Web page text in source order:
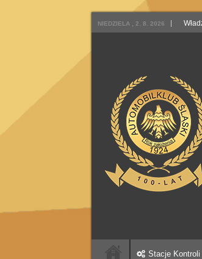
NIEDZIELA , 2. 8. 2026
Stacje Kontroli